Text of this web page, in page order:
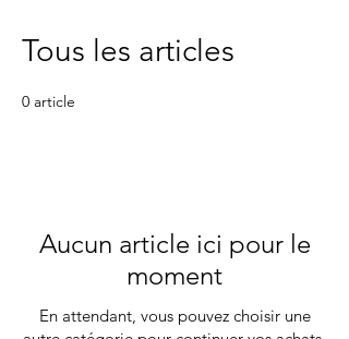
Tous les articles
0 article
Aucun article ici pour le
moment
En attendant, vous pouvez choisir une